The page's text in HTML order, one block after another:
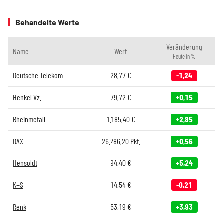
Behandelte Werte
Name Wert Veränderung
Heute in %
Deutsche Telekom 28,77€ -1,24
Henkel Vz. 79,72 € +0,15
Rheinmetall 1.185,40 € +2,85
DAX 26.286,20Pkt. +0,56
Hensoldt 94,40€ +5,24
K+S 14,54€ -0,21
Renk 53,19 € +3,93